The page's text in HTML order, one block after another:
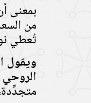
بمعنى
من
تُعطي
ويقول